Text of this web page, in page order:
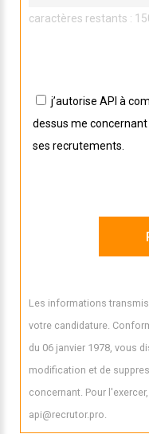
caractères restants :
j’autorise API à
dessus me
ses recrutements.
Les informations
votre candidature.
du 06 janvier 1978, vous
modification et de
concernant. Pour
api@recrutor.pro.